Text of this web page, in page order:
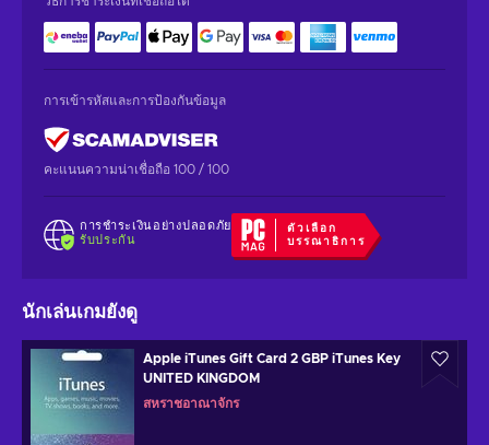
การเข้ารหัสและการป้องกันข้อมูล
คะแนนความน่าเชื่อถือ 100 / 100
การชำระเงินอย่างปลอดภัย
รับประกัน
ตัวเลือก
บรรณาธิการ
นักเล่นเกมยังดู
Apple iTunes Gift Card 2 GBP iTunes Key
UNITED KINGDOM
สหราชอาณาจักร